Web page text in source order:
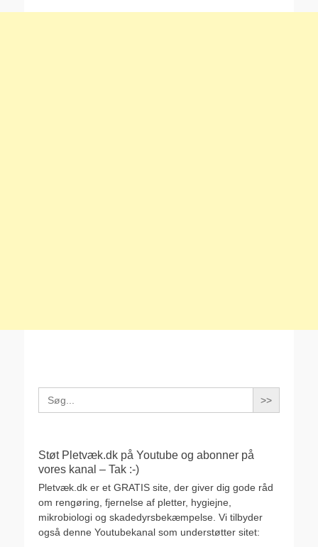
Search
for:
Støt Pletvæk.dk på Youtube og abonner på
vores kanal – Tak :-)
Pletvæk.dk er et GRATIS site, der giver dig gode råd
om rengøring, fjernelse af pletter, hygiejne,
mikrobiologi og skadedyrsbekæmpelse. Vi tilbyder
også denne Youtubekanal som understøtter sitet: